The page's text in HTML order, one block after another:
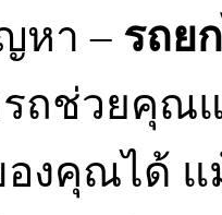
หา – รถยก
รถช่วยคุณ
องคุณได้